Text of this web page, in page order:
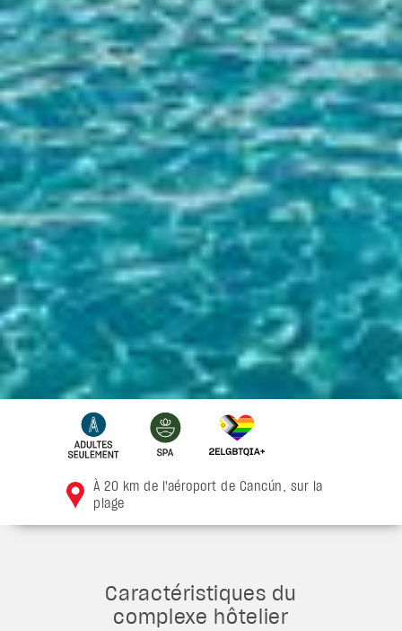
À 20 km de l'aéroport de Cancún, sur la
plage
Caractéristiques du
complexe hôtelier